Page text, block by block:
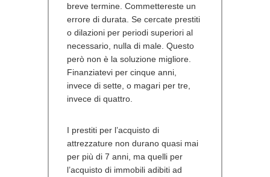
breve termine. Commettereste un
errore di durata. Se cercate prestiti
o dilazioni per periodi superiori al
necessario, nulla di male. Questo
però non è la soluzione migliore.
Finanziatevi per cinque anni,
invece di sette, o magari per tre,
invece di quattro.
I prestiti per l’acquisto di
attrezzature non durano quasi mai
per più di 7 anni, ma quelli per
l’acquisto di immobili adibiti ad